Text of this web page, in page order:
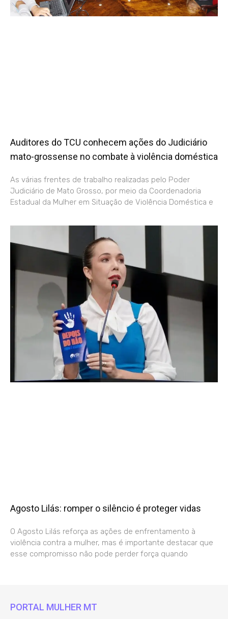
Auditores do TCU conhecem ações do Judiciário
mato-grossense no combate à violência doméstica
As várias frentes de trabalho realizadas pelo Poder
Judiciário de Mato Grosso, por meio da Coordenadoria
Estadual da Mulher em Situação de Violência Doméstica e
Agosto Lilás: romper o silêncio é proteger vidas
O Agosto Lilás reforça as ações de enfrentamento à
violência contra a mulher, mas é importante destacar que
esse compromisso não pode perder força quando
PORTAL MULHER MT